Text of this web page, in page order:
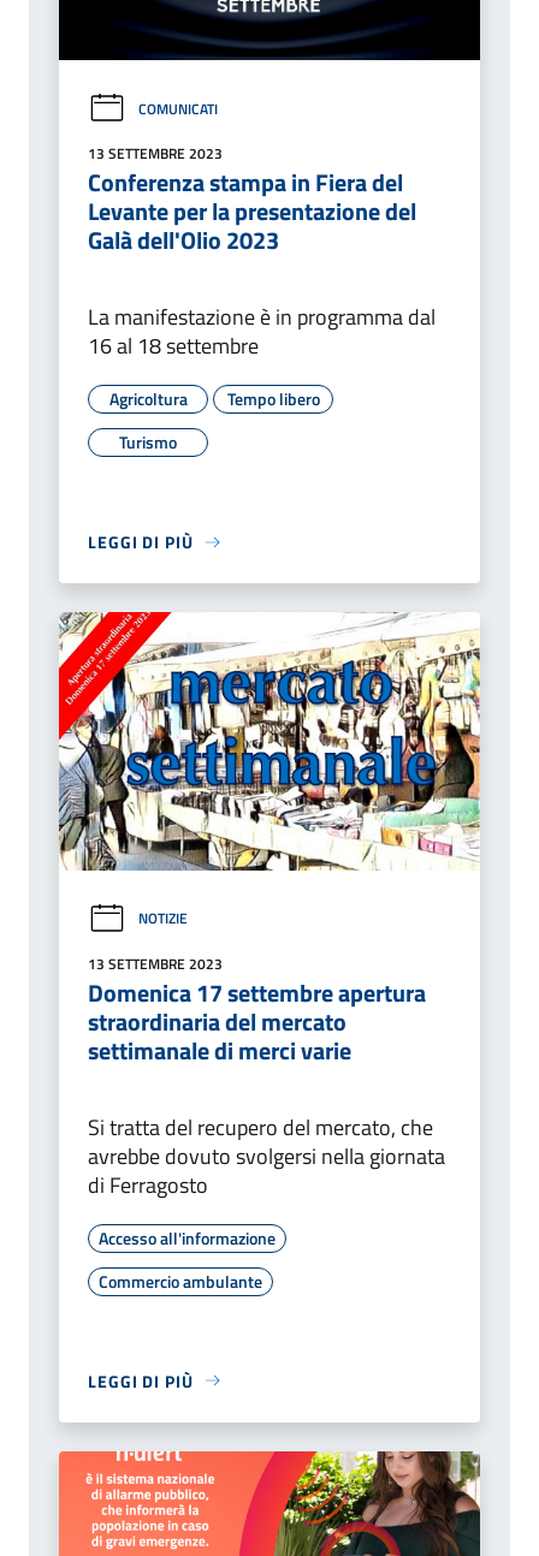
COMUNICATI
13 SETTEMBRE 2023
Conferenza stampa in Fiera del
Levante per la presentazione del
Galà dell'Olio 2023
La manifestazione è in programma dal
16 al 18 settembre
Agricoltura
Tempo libero
Turismo
LEGGI DI PIÙ
NOTIZIE
13 SETTEMBRE 2023
Domenica 17 settembre apertura
straordinaria del mercato
settimanale di merci varie
Si tratta del recupero del mercato, che
avrebbe dovuto svolgersi nella giornata
di Ferragosto
Accesso all'informazione
Commercio ambulante
LEGGI DI PIÙ